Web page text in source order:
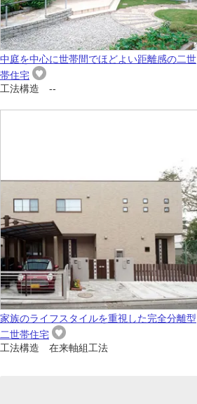
中庭を中心に世帯間でほどよい距離感の二世
帯住宅
工法構造 --
家族のライフスタイルを重視した完全分離型
二世帯住宅
工法構造 在来軸組工法